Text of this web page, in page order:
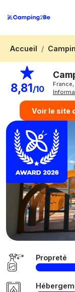
Accueil
8,81/10
Voir le site
Propreté